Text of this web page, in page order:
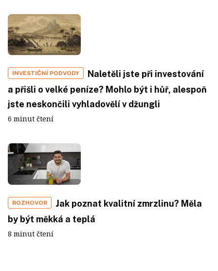
INVESTIČNÍ PODVODY
Naletěli jste při investování
a přišli o velké peníze? Mohlo být i hůř, alespoň
jste neskončili vyhladovělí v džungli
6 minut čtení
ROZHOVOR
Jak poznat kvalitní zmrzlinu? Měla
by být měkká a teplá
8 minut čtení